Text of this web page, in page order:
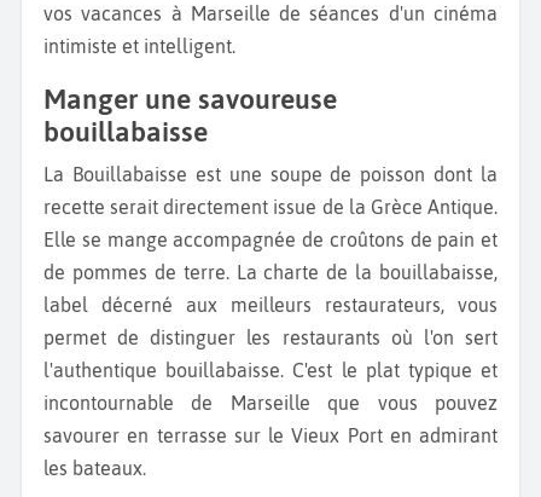
vos vacances à Marseille de séances d'un cinéma
intimiste et intelligent.
Manger une savoureuse
bouillabaisse
La Bouillabaisse est une soupe de poisson dont la
recette serait directement issue de la Grèce Antique.
Elle se mange accompagnée de croûtons de pain et
de pommes de terre. La charte de la bouillabaisse,
label décerné aux meilleurs restaurateurs, vous
permet de distinguer les restaurants où l'on sert
l'authentique bouillabaisse. C'est le plat typique et
incontournable de Marseille que vous pouvez
savourer en terrasse sur le Vieux Port en admirant
les bateaux.